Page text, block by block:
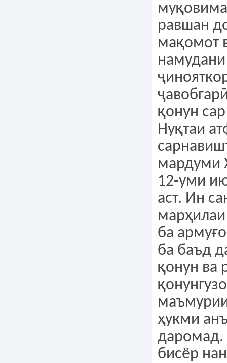
равшан
мақомот
намудани
қонун
Нуқтаи
мардуми
12-уми
аст. Ин
ба
ба баъд
қонун ва
ҳукми
даромад.
бисёр